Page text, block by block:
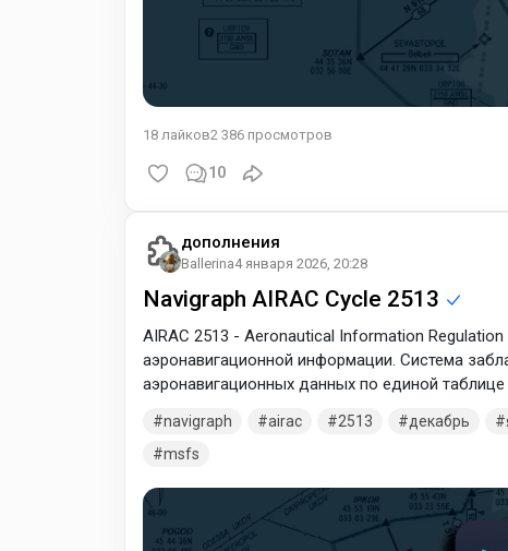
18 лайков2 386 просмотров
10
дополнения
Ballerina4 января 2026, 20:28
Navigraph AIRAC Cycle 2513
AIRAC 2513 - Aeronautical Information
аэронавигационной информации. Система
аэронавигационных данных по единой
навигационных баз данных для FMC. В
информация обновляется каждые 28 дней –
navigraph airac 2513 декабрь
msfs